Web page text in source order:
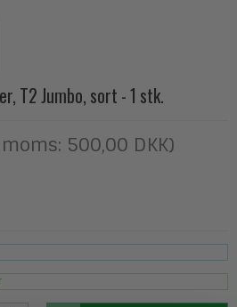
T2 Jumbo, sort - 1 stk.
500,00 DKK)